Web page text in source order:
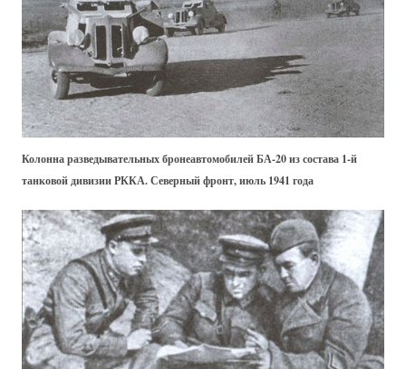
Колонна разведывательных бронеавтомобилей БА-20 из состава 1-й
танковой дивизии РККА. Северный фронт, июль 1941 года